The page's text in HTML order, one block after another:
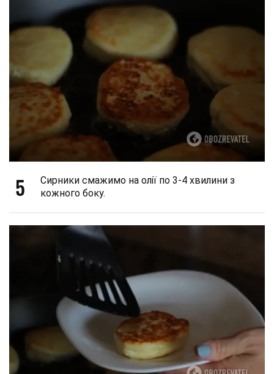
5
Сирники смажимо на олії по 3-4 хвилини з
кожного боку.